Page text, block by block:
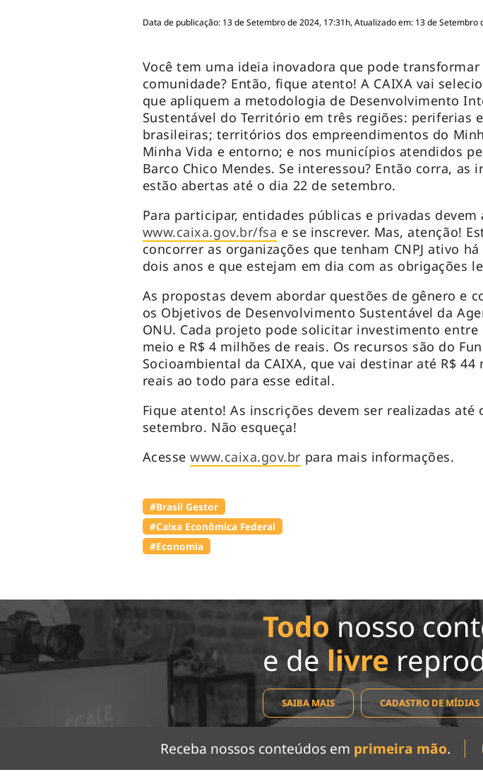
Data de publicação: 13 de Setembro de 2024, 17:31h, Atualizado em: 13 de Setembro
Você tem uma ideia inovadora que pode transformar
comunidade? Então, fique atento! A CAIXA vai
que apliquem a metodologia de Desenvolvimento
Sustentável do Território em três regiões: periferias
brasileiras; territórios dos empreendimentos do
Minha Vida e entorno; e nos municípios atendidos
Barco Chico Mendes. Se interessou? Então corra, as
estão abertas até o dia 22 de setembro.
Para participar, entidades públicas e privadas devem
www.caixa.gov.br/fsa e se inscrever. Mas, atenção!
concorrer as organizações que tenham CNPJ ativo
dois anos e que estejam em dia com as obrigações
As propostas devem abordar questões de gênero e
os Objetivos de Desenvolvimento Sustentável da
ONU. Cada projeto pode solicitar investimento
meio e R$ 4 milhões de reais. Os recursos são do
Socioambiental da CAIXA, que vai destinar até R$ 44
reais ao todo para esse edital.
Fique atento! As inscrições devem ser realizadas até
setembro. Não esqueça!
Acessewww.caixa.gov.br para mais informações.
#Brasil Gestor
#Caixa Econômica Federal
#Economia
Todonosso
e de livre
SAIBA MAIS CADASTRO DE MÍDIAS
Receba nossos conteúdos em primeira mão.